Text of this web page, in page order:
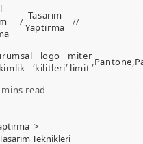
/ Tasarım
Yaptırma
kimlik
, logo
kilitleri,miter
limit ,Pantone,
mins read
>
Teknikleri